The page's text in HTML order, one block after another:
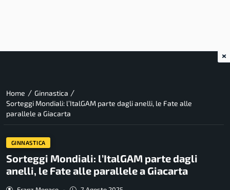
Home / Ginnastica /
Sorteggi Mondiali: l’ItalGAM parte dagli anelli, le Fate alle
parallele a Giacarta
GINNASTICA
Sorteggi Mondiali: l’ItalGAM parte dagli
anelli, le Fate alle parallele a Giacarta
×